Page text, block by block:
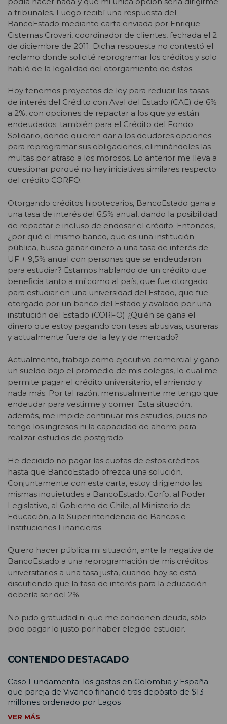
a tribunales. Luego recibí una respuesta del
BancoEstado mediante carta enviada por Enrique
Cisternas Crovari, coordinador de clientes, fechada el 2
de diciembre de 2011. Dicha respuesta no contestó el
reclamo donde solicité reprogramar los créditos y solo
habló de la legalidad del otorgamiento de éstos.
Hoy tenemos proyectos de ley para reducir las tasas
de interés del Crédito con Aval del Estado (CAE) de 6%
a 2%, con opciones de repactar a los que ya están
endeudados; también para el Crédito del Fondo
Solidario, donde quieren dar a los deudores opciones
para reprogramar sus obligaciones, eliminándoles las
multas por atraso a los morosos. Lo anterior me lleva a
cuestionar porqué no hay iniciativas similares respecto
del crédito CORFO.
Otorgando créditos hipotecarios, BancoEstado gana a
una tasa de interés del 6,5% anual, dando la posibilidad
de repactar e incluso de endosar el crédito. Entonces,
¿por qué el mismo banco, que es una institución
pública, busca ganar dinero a una tasa de interés de
UF + 9,5% anual con personas que se endeudaron
para estudiar? Estamos hablando de un crédito que
beneficia tanto a mí como al país, que fue otorgado
para estudiar en una universidad del Estado, que fue
otorgado por un banco del Estado y avalado por una
institución del Estado (CORFO) ¿Quién se gana el
dinero que estoy pagando con tasas abusivas, usureras
y actualmente fuera de la ley y de mercado?
Actualmente, trabajo como ejecutivo comercial y gano
un sueldo bajo el promedio de mis colegas, lo cual me
permite pagar el crédito universitario, el arriendo y
nada más. Por tal razón, mensualmente me tengo que
endeudar para vestirme y comer. Esta situación,
además, me impide continuar mis estudios, pues no
tengo los ingresos ni la capacidad de ahorro para
realizar estudios de postgrado.
He decidido no pagar las cuotas de estos créditos
hasta que BancoEstado ofrezca una solución.
Conjuntamente con esta carta, estoy dirigiendo las
mismas inquietudes a BancoEstado, Corfo, al Poder
Legislativo, al Gobierno de Chile, al Ministerio de
Educación, a la Superintendencia de Bancos e
Instituciones Financieras.
Quiero hacer pública mi situación, ante la negativa de
BancoEstado a una reprogramación de mis créditos
universitarios a una tasa justa, cuando hoy se está
discutiendo que la tasa de interés para la educación
debería ser del 2%.
No pido gratuidad ni que me condonen deuda, sólo
pido pagar lo justo por haber elegido estudiar.
CONTENIDO DESTACADO
Caso Fundamenta: los gastos en Colombia y España
que pareja de Vivanco financió tras depósito de $13
millones ordenado por Lagos
VER MÁS